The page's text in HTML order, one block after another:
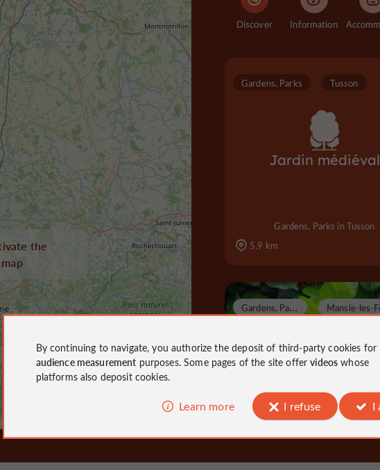
the
Discover Information
Jardin médiéval
Gardens, Parks Tusson
Gardens, Parks in Tusson
5,9 km
Lanson
G
ardens, Parks
By continuing to navigate, you authorize the deposit of third-party cookies for
audience measurement purposes. Some pages of the site offervideos whose
platforms also deposit cookies.
Learn more I refuse I